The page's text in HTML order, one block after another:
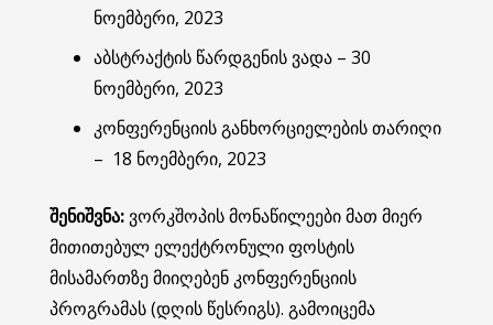
ნოემბერი, 2023
აბსტრაქტის წარდგენის ვადა – 30
ნოემბერი, 2023
კონფერენციის განხორციელების თარიღი
– 18 ნოემბერი, 2023
შენიშვნა: ვორკშოპის მონაწილეები მათ მიერ
მითითებულ ელექტრონული ფოსტის
მისამართზე მიიღებენ კონფერენციის
პროგრამას (დღის წესრიგს). გამოიცემა